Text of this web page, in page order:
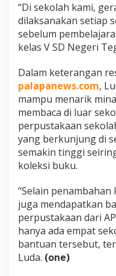
“Di sekolah kami,
dilaksanakan setiap
sebelum
kelas V SD Negeri
Dalam keterangan
palapanews.com,
mampu menarik
membaca di luar
perpustakaan
yang berkunjung di
semakin tinggi
koleksi buku.
“Selain
juga mendapatkan
perpustakaan dari
hanya ada empat
bantuan tersebut,
Luda. (one)